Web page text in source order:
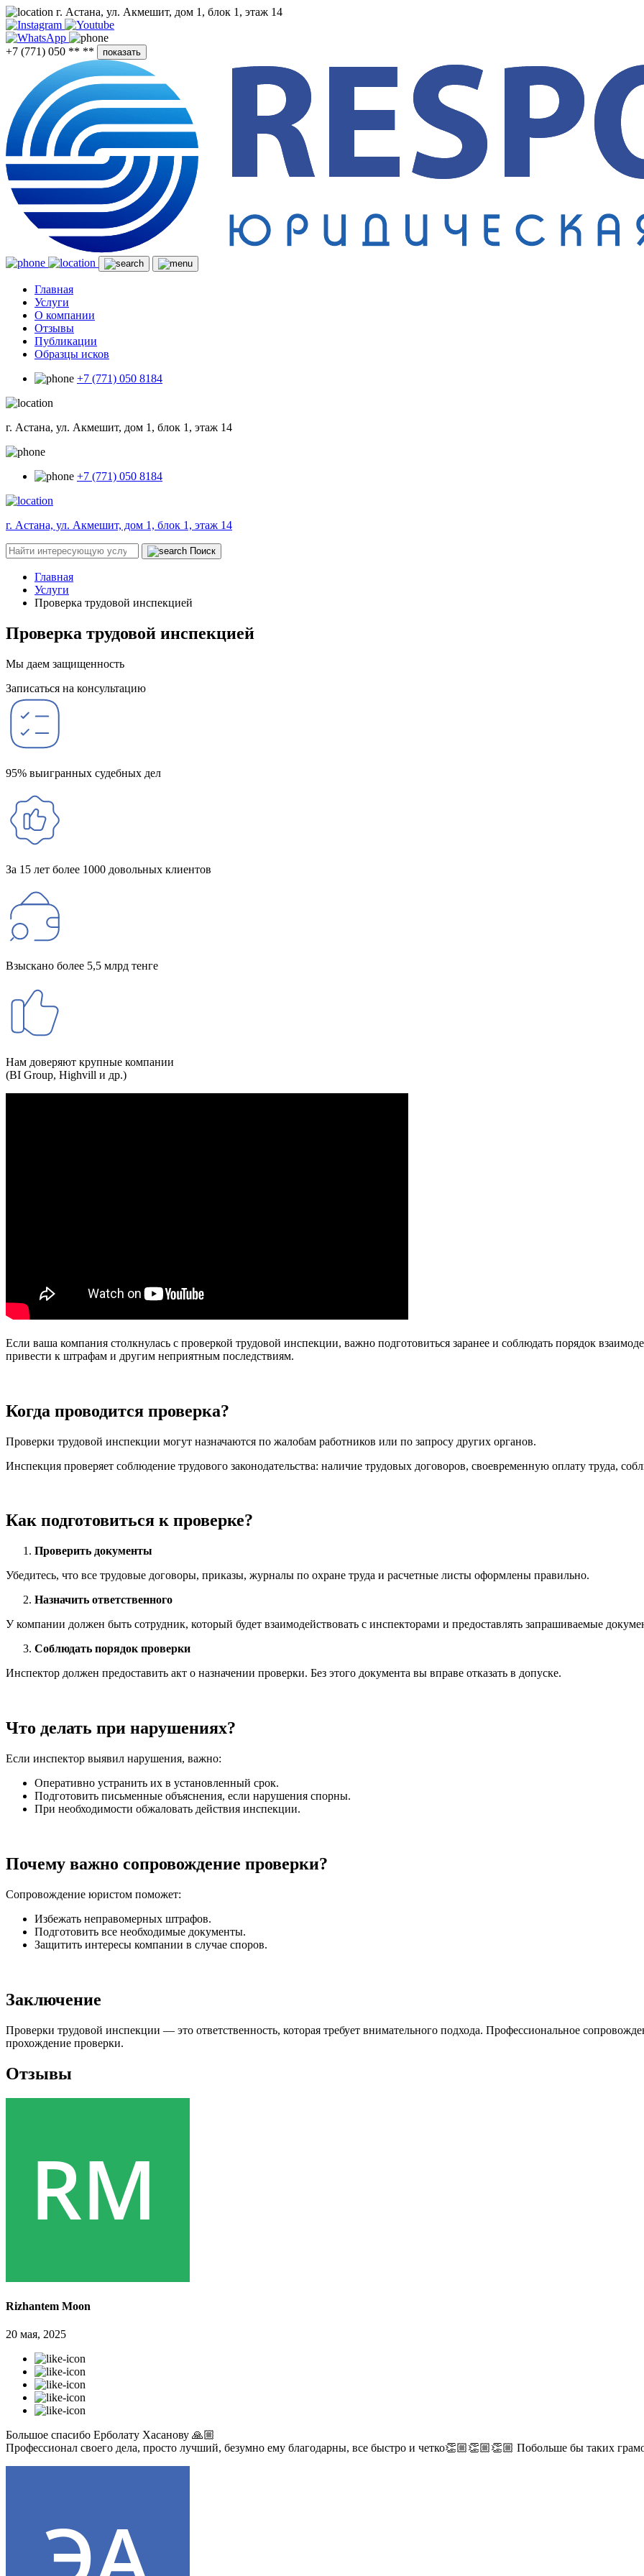
г. Астана, ул. Акмешит, дом 1, блок 1, этаж 14
+7 (771) 050 ** ** показать
Главная
Услуги
О компании
Отзывы
Публикации
Образцы исков
+7 (771) 050 8184
г. Астана, ул. Акмешит, дом 1, блок 1, этаж 14
+7 (771) 050 8184
г. Астана, ул. Акмешит, дом 1, блок 1, этаж 14
Поиск
Главная
Услуги
Проверка трудовой инспекцией
Проверка трудовой инспекцией
Мы даем защищенность
Записаться на консультацию
95% выигранных судебных дел
За 15 лет более 1000 довольных клиентов
Взыскано более 5,5 млрд тенге
Нам доверяют крупные компании
(BI Group, Highvill и др.)
Если ваша компания столкнулась с проверкой трудовой инспекции, важно подготовиться заранее и соблюдать порядок
привести к штрафам и другим неприятным последствиям.
Когда проводится проверка?
Проверки трудовой инспекции могут назначаются по жалобам работников или по запросу других органов.
Инспекция проверяет соблюдение трудового законодательства: наличие трудовых договоров, своевременную оплату труда,
Как подготовиться к проверке?
Проверить документы
Убедитесь, что все трудовые договоры, приказы, журналы по охране труда и расчетные листы оформлены правильно.
Назначить ответственного
У компании должен быть сотрудник, который будет взаимодействовать с инспекторами и предоставлять запрашиваемые
Соблюдать порядок проверки
Инспектор должен предоставить акт о назначении проверки. Без этого документа вы вправе отказать в допуске.
Что делать при нарушениях?
Если инспектор выявил нарушения, важно:
Оперативно устранить их в установленный срок.
Подготовить письменные объяснения, если нарушения спорны.
При необходимости обжаловать действия инспекции.
Почему важно сопровождение проверки?
Сопровождение юристом поможет:
Избежать неправомерных штрафов.
Подготовить все необходимые документы.
Защитить интересы компании в случае споров.
Заключение
Проверки трудовой инспекции — это ответственность, которая требует внимательного подхода. Профессиональное
прохождение проверки.
Отзывы
Rizhantem Moon
20 мая, 2025
Большое спасибо Ерболату Хасанову 🙏🏼
Профессионал своего дела, просто лучший, безумно ему благодарны, все быстро и четко👏🏼👏🏼👏🏼 Побольше бы таких